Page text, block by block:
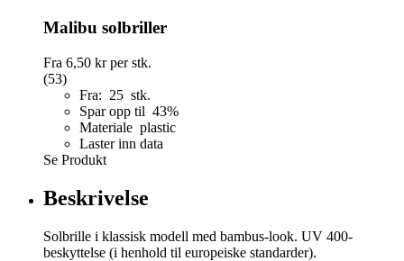
Malibu solbriller
Fra 6,50 krper stk.
(53)
Fra: 25 stk.
Spar opp til 43%
Materiale plastic
Laster inn data
Se Produkt
Beskrivelse
Solbrille i klassisk modell med bambus-look. UV 400-
beskyttelse (i henhold til europeiske standarder).